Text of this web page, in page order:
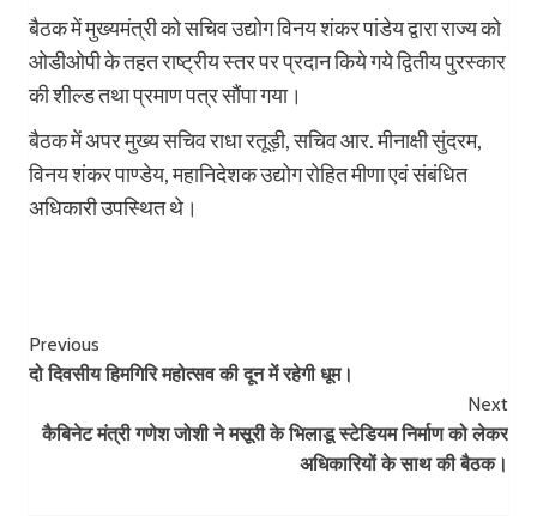
बैठक में मुख्यमंत्री को सचिव उद्योग विनय शंकर पांडेय द्वारा राज्य को
ओडीओपी के तहत राष्ट्रीय स्तर पर प्रदान किये गये द्वितीय पुरस्कार
की शील्ड तथा प्रमाण पत्र सौंपा गया।
बैठक में अपर मुख्य सचिव राधा रतूड़ी, सचिव आर. मीनाक्षी सुंदरम,
विनय शंकर पाण्डेय, महानिदेशक उद्योग रोहित मीणा एवं संबंधित
अधिकारी उपस्थित थे।
Post
Navigation
Previous
दो दिवसीय हिमगिरि महोत्सव की दून में रहेगी धूम।
Next
कैबिनेट मंत्री गणेश जोशी ने मसूरी के भिलाडू स्टेडियम निर्माण को लेकर
अधिकारियों के साथ की बैठक।